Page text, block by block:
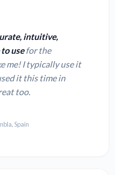
intuitive,
usefor the
me! I typically use it
it this time in
too.
Spain